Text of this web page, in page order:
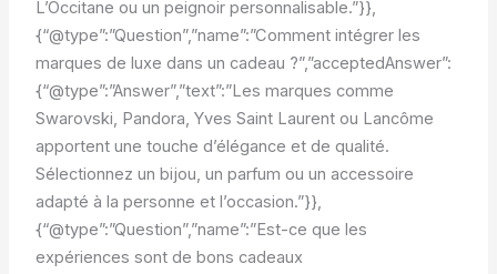
L’Occitane ou un peignoir personnalisable.”}},
{“@type”:”Question”,”name”:”Comment intégrer les
marques de luxe dans un cadeau ?”,”acceptedAnswer”:
{“@type”:”Answer”,”text”:”Les marques comme
Swarovski, Pandora, Yves Saint Laurent ou Lancôme
apportent une touche d’élégance et de qualité.
Sélectionnez un bijou, un parfum ou un accessoire
adapté à la personne et l’occasion.”}},
{“@type”:”Question”,”name”:”Est-ce que les
expériences sont de bons cadeaux